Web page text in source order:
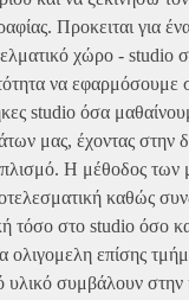
Προκειται για
χώρο - studio
να εφαρμόσουμε
studio όσα
μας, έχοντας στην
Η μέθοδος
καθώς
τόσο στο studio όσο
ολιγομελη επίσης
υλικό συμβάλουν